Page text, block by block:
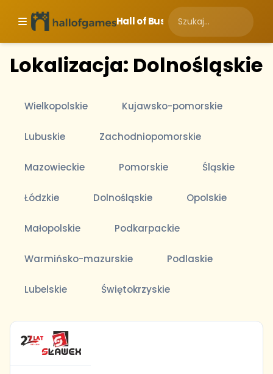
Hall of Business
Lokalizacja: Dolnośląskie
Wielkopolskie Kujawsko-pomorskie
Lubuskie Zachodniopomorskie
Mazowieckie Pomorskie Śląskie
Łódzkie Dolnośląskie Opolskie
Małopolskie Podkarpackie
Warmińsko-mazurskie Podlaskie
Lubelskie Świętokrzyskie